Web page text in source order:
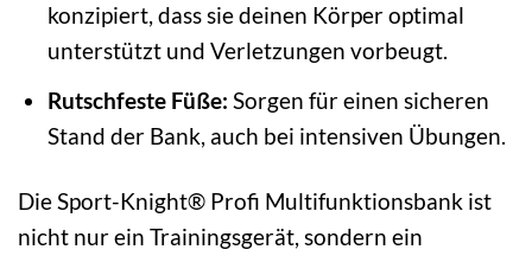
konzipiert, dass sie deinen Körper optimal
unterstützt und Verletzungen vorbeugt.
Rutschfeste Füße: Sorgen für einen sicheren
Stand der Bank, auch bei intensiven Übungen.
Die Sport-Knight® Profi Multifunktionsbank ist
nicht nur ein Trainingsgerät, sondern ein